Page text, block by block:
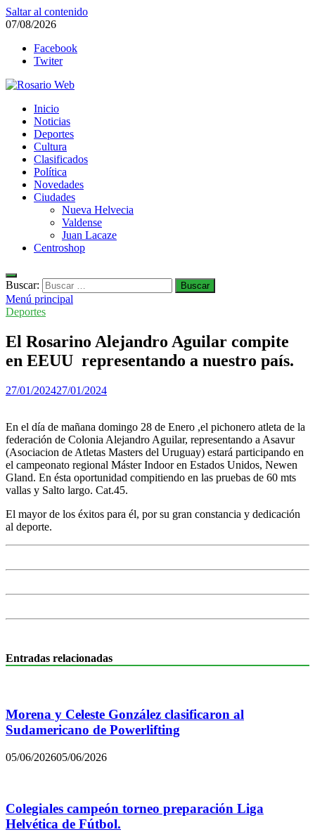
Saltar al contenido
07/08/2026
Facebook
Twiter
Rosario Web
Todas la noticias de Rosario y la zona
Inicio
Noticias
Deportes
Cultura
Clasificados
Política
Novedades
Ciudades
Nueva Helvecia
Valdense
Juan Lacaze
Centroshop
Buscar:
Menú principal
Deportes
El Rosarino Alejandro Aguilar compite
en EEUU representando a nuestro país.
27/01/202427/01/2024
En el día de mañana domingo 28 de Enero ,el pichonero atleta de la
federación de Colonia Alejandro Aguilar, representando a Asavur
(Asociacion de Atletas Masters del Uruguay) estará participando en
el campeonato regional Máster Indoor en Estados Unidos, Newen
Gland. En ésta oportunidad compitiendo en las pruebas de 60 mts
vallas y Salto largo. Cat.45.
El mayor de los éxitos para él, por su gran constancia y dedicación
al deporte.
Entradas relacionadas
Morena y Celeste González clasificaron al
Sudamericano de Powerlifting
05/06/202605/06/2026
Colegiales campeón torneo preparación Liga
Helvética de Fútbol.